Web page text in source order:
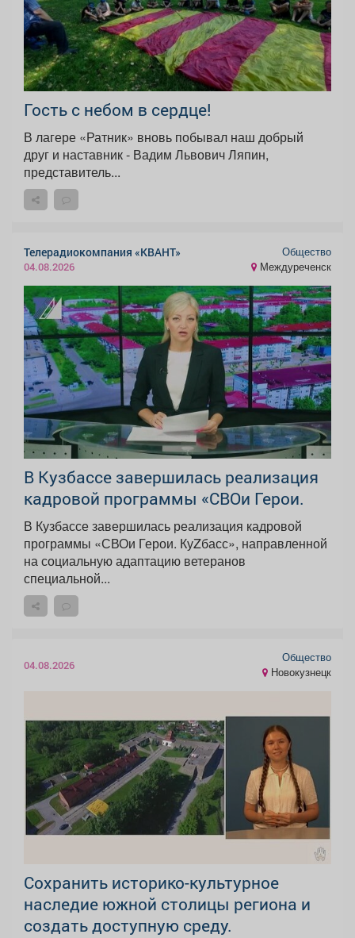
Гость с небом в сердце!
В лагере «Ратник» вновь побывал наш добрый
друг и наставник - Вадим Львович Ляпин,
представитель...
Телерадиокомпания «КВАНТ»
04.08.2026
Общество
Междуреченск
В Кузбассе завершилась реализация
кадровой программы «СВОи Герои.
В Кузбассе завершилась реализация кадровой
программы «СВОи Герои. КуZбасс», направленной
на социальную адаптацию ветеранов
специальной...
04.08.2026
Общество
Новокузнецк
Сохранить историко-культурное
наследие южной столицы региона и
создать доступную среду.